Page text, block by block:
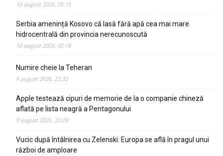
10 august 2026, 05:15
Serbia amenință Kosovo că lasă fără apă cea mai mare
hidrocentrală din provincia nerecunoscută
10 august 2026, 02:18
Numire cheie la Teheran
9 august 2026, 22:32
Apple testează cipuri de memorie de la o companie chineză
aflată pe lista neagră a Pentagonului
9 august 2026, 20:29
Vucic după întâlnirea cu Zelenski: Europa se află în pragul unui
război de amploare